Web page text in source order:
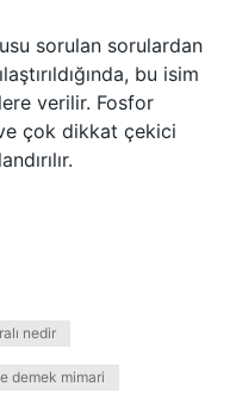
sorulan sorulardan
bu isim
verilir. Fosfor
çok dikkat çekici
nedir
demek mimari